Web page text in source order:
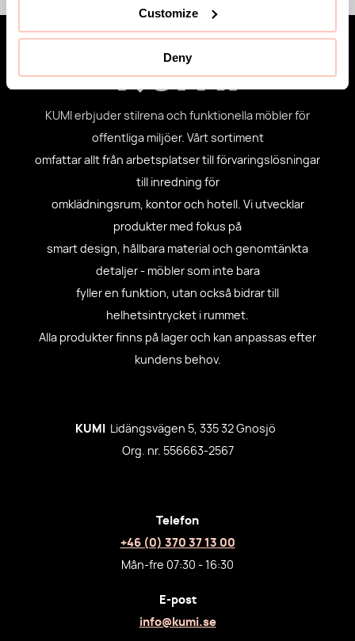
Customize
Deny
KUMI erbjuder stilrena och funktionella möbler för
offentliga miljöer. Vårt sortiment
omfattar allt från arbetsplatser till förvaringslösningar
till inredning för
omklädningsrum, kontor och hotell. Vi utvecklar
produkter med fokus på
smart design, hållbara material och genomtänkta
detaljer - möbler som inte bara
fyller en funktion, utan också bidrar till
helhetsintrycket i rummet.
Alla produkter finns på lager och kan anpassas efter
kundens behov.
KUMI
Lidängsvägen 5, 335 32 Gnosjö
Org. nr. 556663-2567
Telefon
+46 (0) 370 37 13 00
Mån-fre 07:30 - 16:30
E-post
info@kumi.se